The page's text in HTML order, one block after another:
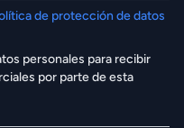
de protección de datos
personales para recibir
por parte de esta